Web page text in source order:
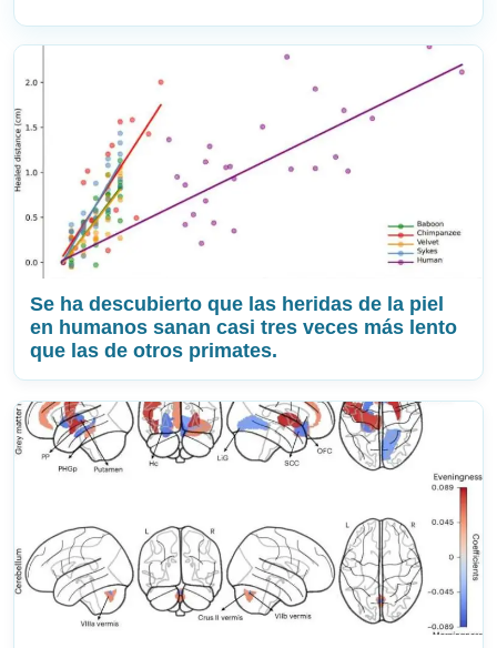
Se ha descubierto que las heridas de la piel
en humanos sanan casi tres veces más lento
que las de otros primates.